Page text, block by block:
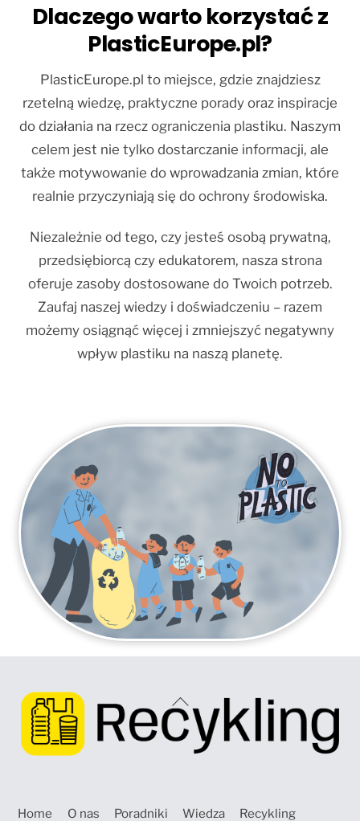
Dlaczego warto korzystać z
PlasticEurope.pl?
PlasticEurope.pl to miejsce, gdzie znajdziesz
rzetelną wiedzę, praktyczne porady oraz inspiracje
do działania na rzecz ograniczenia plastiku. Naszym
celem jest nie tylko dostarczanie informacji, ale
także motywowanie do wprowadzania zmian, które
realnie przyczyniają się do ochrony środowiska.
Niezależnie od tego, czy jesteś osobą prywatną,
przedsiębiorcą czy edukatorem, nasza strona
oferuje zasoby dostosowane do Twoich potrzeb.
Zaufaj naszej wiedzy i doświadczeniu – razem
możemy osiągnąć więcej i zmniejszyć negatywny
wpływ plastiku na naszą planetę.
Back
To
Top
Home O nas Poradniki Wiedza Recykling